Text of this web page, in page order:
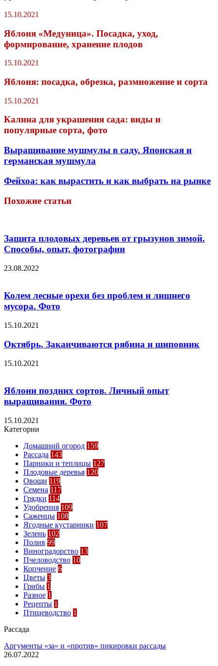
15.10.2021
Яблоня «Медуница». Посадка, уход,
формирование, хранение плодов
15.10.2021
Яблоня: посадка, обрезка, размножение и сорта
15.10.2021
Калина для украшения сада: виды и
популярные сорта, фото
Выращивание мушмулы в саду. Японская и
германская мушмула
Фейхоа: как вырастить и как выбрать на рынке
Похожие статьи
Защита плодовых деревьев от грызунов зимой.
Способы, опыт, фотографии
23.08.2022
Колем лесные орехи без проблем и лишнего
мусора. Фото
15.10.2021
Октябрь. Заканчиваются рябина и шиповник
15.10.2021
Яблони поздних сортов. Личный опыт
выращивания. Фото
15.10.2021
Категории
Домашний огород 159
Рассада 143
Парники и теплицы 127
Плодовые деревья 120
Овощи 119
Семена 117
Грядки 114
Удобрения 109
Саженцы 108
Ягодные кустарники 107
Зелень 102
Полив 99
Виноградорство 13
Пчеловодство 10
Копчение 6
Цветы 3
Грибы 1
Разное 1
Рецепты 1
Птицеводство 1
Рассада
Аргументы «за» и «против» пикировки рассады
26.07.2022